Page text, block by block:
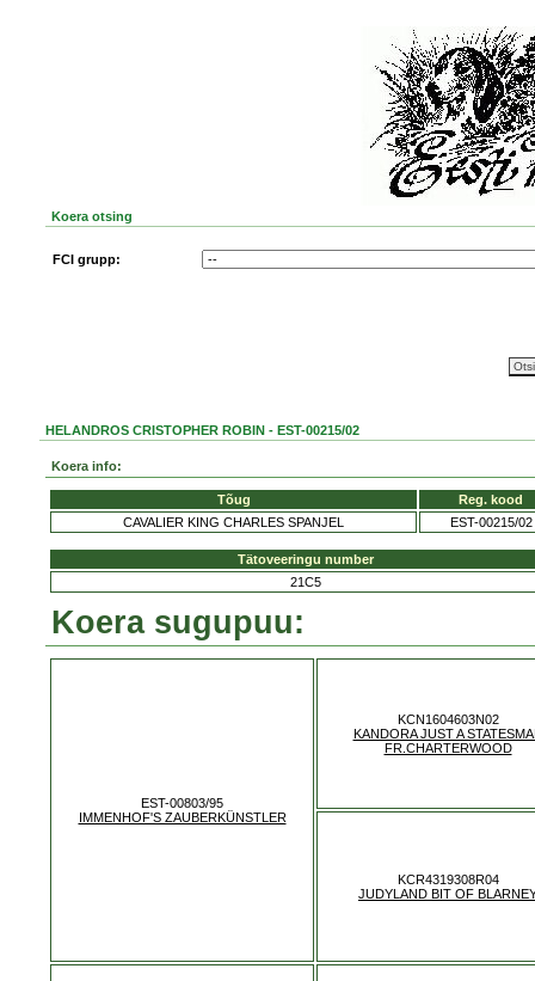
Koera otsing
FCI grupp:
HELANDROS CRISTOPHER ROBIN - EST-00215/02
Koera info:
Tõug
Reg. kood
CAVALIER KING CHARLES SPANJEL
EST-00215/02
Tätoveeringu number
21C5
Koera sugupuu:
EST-00803/95
IMMENHOF'S ZAUBERKÜNSTLER
KCN1604603N02
KANDORA JUST A
FR.CHARTERWOOD
KCR4319308R04
JUDYLAND BIT OF